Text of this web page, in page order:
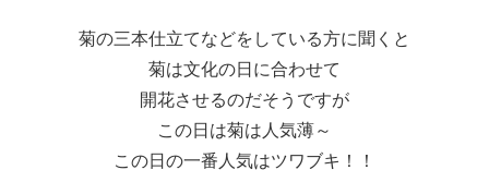
菊の三本仕立てなどをしている方に聞くと
菊は文化の日に合わせて
開花させるのだそうですが
この日は菊は人気薄～
この日の一番人気はツワブキ！！